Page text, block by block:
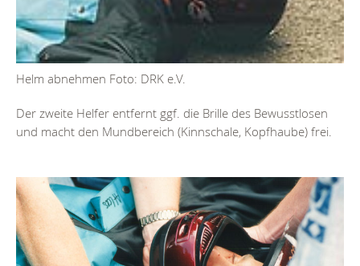
Helm abnehmen Foto: DRK e.V.
Der zweite Helfer entfernt ggf. die Brille des Bewusstlosen
und macht den Mundbereich (Kinnschale, Kopfhaube) frei.